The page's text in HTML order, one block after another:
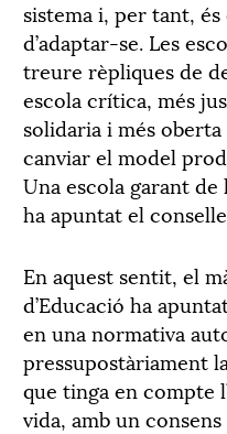
sistema i, per tant,
d’adaptar-se. Les
treure rèpliques de
escola crítica, més
solidaria i més oberta
canviar el model
Una escola garant de
ha apuntat el
En aquest sentit, el
d’Educació ha
en una normativa
pressupostàriament
que tinga en compte
vida, amb un consens